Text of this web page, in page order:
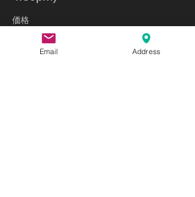
価格
$55.00
Email Address